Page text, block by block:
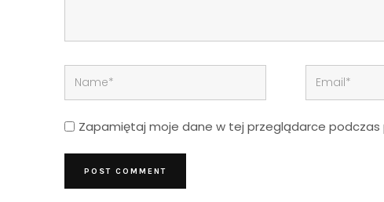
Zapamiętaj moje dane w tej przeglądarce podczas